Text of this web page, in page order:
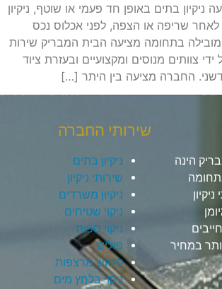
בתים באופן חד פעמי או שוטף, ניקיון
לאחר שריפה או הצפה, לפני אכלוס נכס
בתחומה מציעה הבית המבריק שירות
צוותים מנוסים ומקצועיים ובעזרת ציוד
החברה מציעה בין היתר […]
הינה
במחיר
שירותי החברה
ניקיון בתים
שירותי ניקיון
ניקיון משרדים
ניקוי שטיחים
ניקוי ספות
פוליש
ליטוש מרצפות
ניקוי בלחץ מים